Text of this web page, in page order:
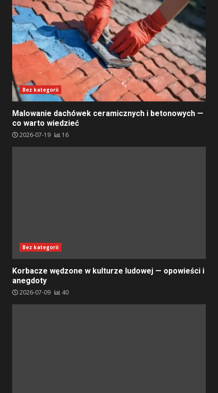
Bez kategorii
Malowanie dachówek ceramicznych i betonowych —
co warto wiedzieć
2026-07-19 16
Bez kategorii
Korbacze wędzone w kulturze ludowej — opowieści i
anegdoty
2026-07-09 40